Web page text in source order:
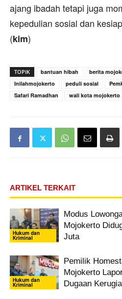
ajang ibadah tetapi juga
kepedulian sosial dan
(kim)
TOPIK bantuan hibah berita
Inilahmojokerto
peduli sosial
Safari Ramadhan
wali kota mojokerto
ARTIKEL TERKAIT
Hukum dan
Kriminal
Modus
Mojokerto
Juta
Hukum dan
Kriminal
Pemilik
Mojokerto
Dugaan